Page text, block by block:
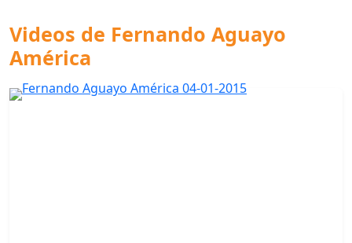
Videos de Fernando Aguayo
América